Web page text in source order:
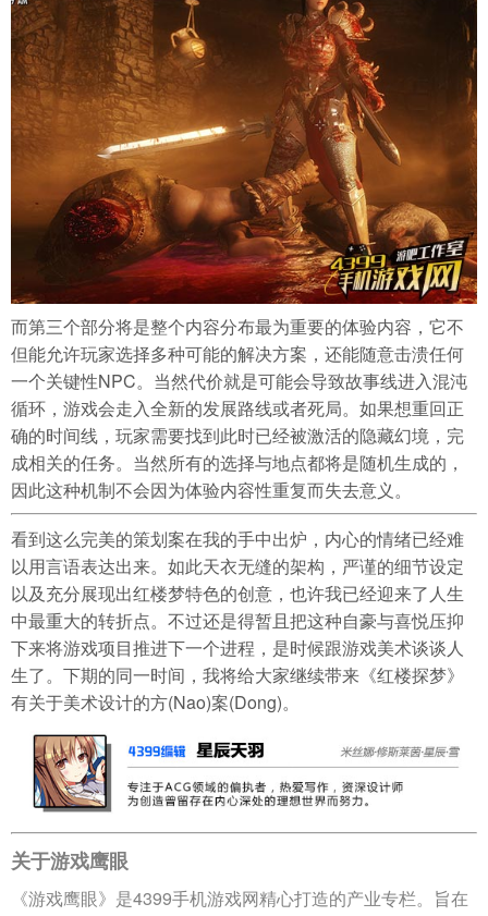
而第三个部分将是整个内容分布最为重要的体验内容，它不
但能允许玩家选择多种可能的解决方案，还能随意击溃任何
一个关键性NPC。当然代价就是可能会导致故事线进入混沌
循环，游戏会走入全新的发展路线或者死局。如果想重回正
确的时间线，玩家需要找到此时已经被激活的隐藏幻境，完
成相关的任务。当然所有的选择与地点都将是随机生成的，
因此这种机制不会因为体验内容性重复而失去意义。
看到这么完美的策划案在我的手中出炉，内心的情绪已经难
以用言语表达出来。如此天衣无缝的架构，严谨的细节设定
以及充分展现出红楼梦特色的创意，也许我已经迎来了人生
中最重大的转折点。不过还是得暂且把这种自豪与喜悦压抑
下来将游戏项目推进下一个进程，是时候跟游戏美术谈谈人
生了。下期的同一时间，我将给大家继续带来《红楼探梦》
有关于美术设计的方(Nao)案(Dong)。
关于游戏鹰眼
《游戏鹰眼》是4399手机游戏网精心打造的产业专栏。旨在